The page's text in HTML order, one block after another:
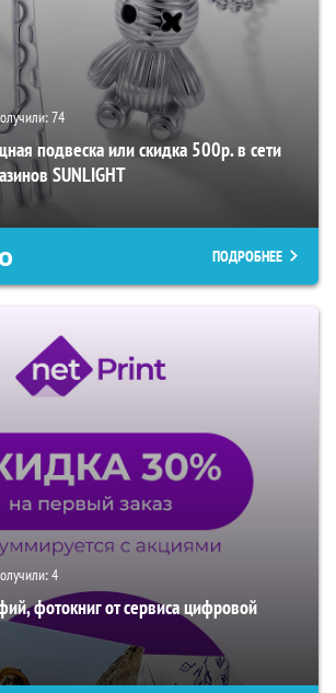
74
подвеска или скидка 500р. в сети
SUNLIGHT
ПОДРОБНЕЕ
4
фотокниг от сервиса цифровой